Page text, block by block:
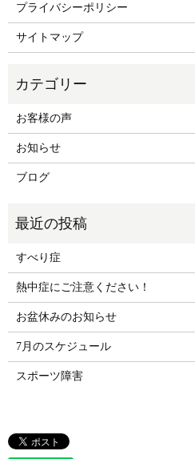
プライバシーポリシー
サイトマップ
お客様の声
お知らせ
ブログ
すべり症
熱中症にご注意ください！
お盆休みのお知らせ
7月のスケジュール
スポーツ障害